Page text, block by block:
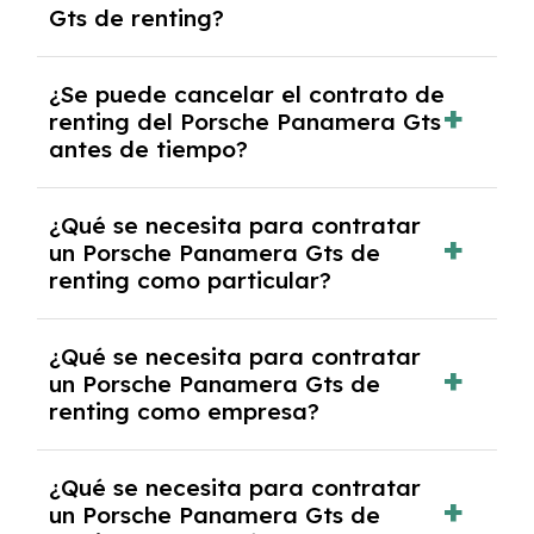
mensuales.
Gts de renting?
tendrás que pagar ningún tipo de entrada
salvo en casos que lo exija el proveedor
debido al resultado del estudio de viabilidad
económica.
¿Se puede cancelar el contrato de
renting del Porsche Panamera Gts
antes de tiempo?
pero puede haber penalizaciones por
cancelación anticipada. Es importante revisar
las condiciones del contrato y hablar con un
experto que te asesore.
¿Qué se necesita para contratar
un Porsche Panamera Gts de
renting como particular?
y, en algunos casos, una consulta de solvencia
crediticia y un pago inicial.
¿Qué se necesita para contratar
un Porsche Panamera Gts de
renting como empresa?
documentación financiera y, en algunos
casos, un informe de solvencia de la empresa
¿Qué se necesita para contratar
un Porsche Panamera Gts de